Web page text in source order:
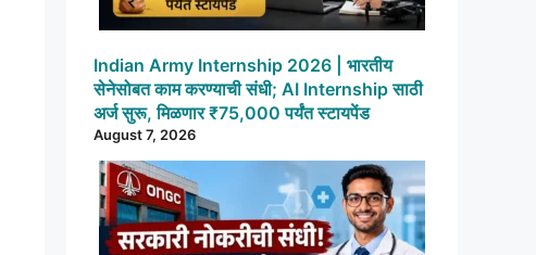
Indian Army Internship 2026 | भारतीय
सेनेसोबत काम करण्याची संधी; AI Internship साठी
अर्ज सुरू, मिळणार ₹75,000 पर्यंत स्टायपेंड
August 7, 2026